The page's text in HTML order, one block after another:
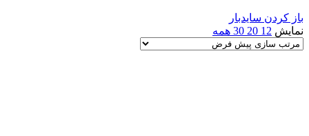
باز کردن سایدبار
نمایش 12
20
30 همه